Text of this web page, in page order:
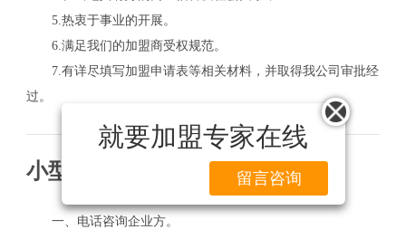
就要加盟专家在线
留言咨询
5.热衷于事业的开展。
6.满足我们的加盟商受权规范。
7.有详尽填写加盟申请表等相关材料，并取得我公司审批经
过。
小型火锅店加盟流程
一、电话咨询企业方。